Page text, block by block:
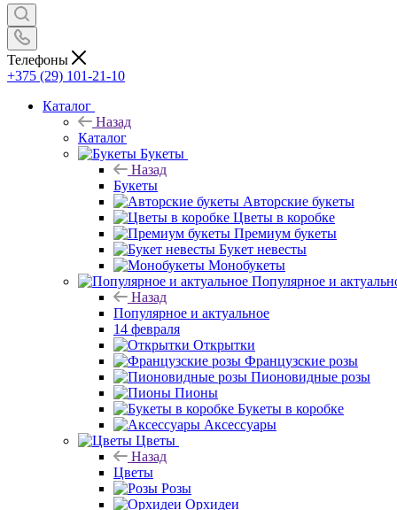
Телефоны
+375 (29) 101-21-10
Каталог
Назад
Каталог
Букеты
Назад
Букеты
Авторские букеты
Цветы в коробке
Премиум букеты
Букет невесты
Монобукеты
Популярное и
Назад
Популярное и актуальное
14 февраля
Открытки
Французские розы
Пионовидные розы
Пионы
Букеты в коробке
Аксессуары
Цветы
Назад
Цветы
Розы
Орхидеи